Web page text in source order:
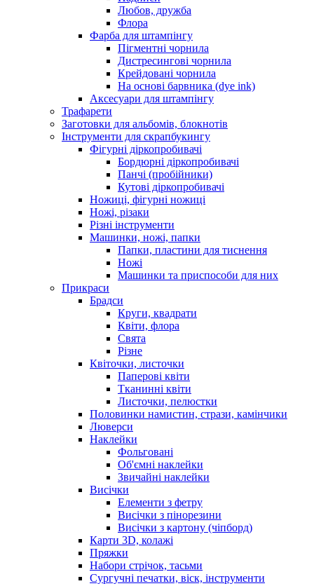
Любов, дружба
Флора
Фарба для штампінгу
Пігментні чорнила
Дистресингові чорнила
Крейдовані чорнила
На основі барвника (dye ink)
Аксесуари для штампінгу
Трафарети
Заготовки для альбомів, блокнотів
Інструменти для скрапбукингу
Фігурні діркопробивачі
Бордюрні діркопробивачі
Панчі (пробійники)
Кутові діркопробивачі
Ножиці, фігурні ножиці
Ножі, різаки
Різні інструменти
Машинки, ножі, папки
Папки, пластини для тиснення
Ножі
Машинки та приспособи для них
Прикраси
Брадси
Круги, квадрати
Квіти, флора
Свята
Різне
Квіточки, листочки
Паперові квіти
Тканинні квіти
Листочки, пелюстки
Половинки намистин, стрази, камінчики
Люверси
Наклейки
Фольговані
Об'ємні наклейки
Звичайні наклейки
Висічки
Елементи з фетру
Висічки з пінорезини
Висічки з картону (чіпборд)
Карти 3D, колажі
Пряжки
Набори стрічок, тасьми
Сургучні печатки, віск, інструменти